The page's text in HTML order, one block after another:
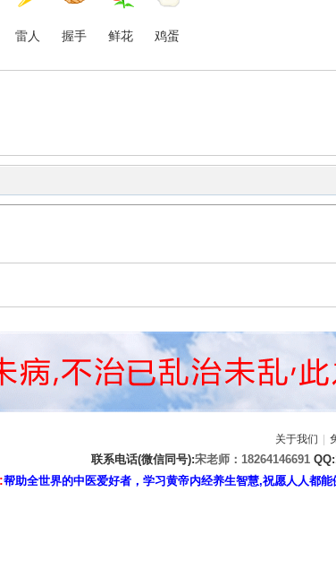
雷人 握手 鲜花 鸡蛋
关于我们
联系电话(微信同号):宋老师：18264146691 QQ:
帮助全世界的中医爱好者，学习黄帝内经养生智慧,祝愿人人都